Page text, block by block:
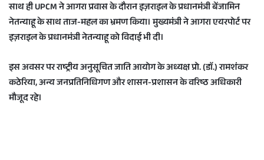
साथ ही UPCM ने आगरा प्रवास के दौरान इज़राइल के प्रधानमंत्री बेंजामिन
नेतन्याहू के साथ ताज-महल का भ्रमण किया। मुख्यमंत्री ने आगरा एयरपोर्ट पर
इज़राइल के प्रधानमंत्री नेतन्याहू को विदाई भी दी।
इस अवसर पर राष्ट्रीय अनुसूचित जाति आयोग के अध्यक्ष प्रो. (डाॅ.) रामशंकर
कठेरिया, अन्य जनप्रतिनिधिगण और शासन-प्रशासन के वरिष्ठ अधिकारी
मौजूद रहे।